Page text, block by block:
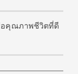
อคุณภาพชีวิตที่ดี